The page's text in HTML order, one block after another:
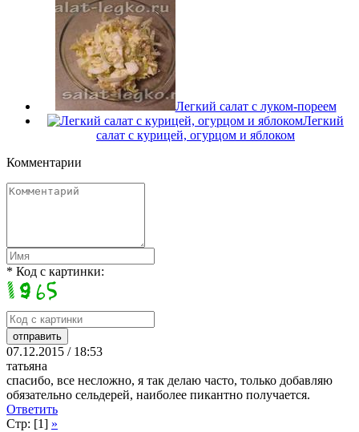
Легкий салат с луком-пореем
Легкий
салат с курицей, огурцом и яблоком
Комментарии
* Код с картинки:
07.12.2015 / 18:53
татьяна
спасибо, все несложно, я так делаю часто, только добавляю
обязательно сельдерей, наиболее пикантно получается.
Ответить
Стр: [1] »